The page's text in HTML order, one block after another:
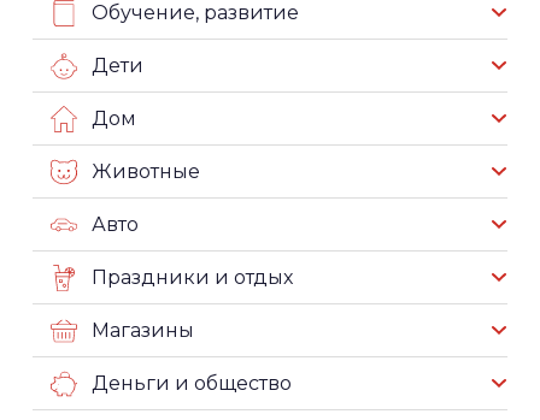
Обучение, развитие
Дети
Дом
Животные
Авто
Праздники и отдых
Магазины
Деньги и общество